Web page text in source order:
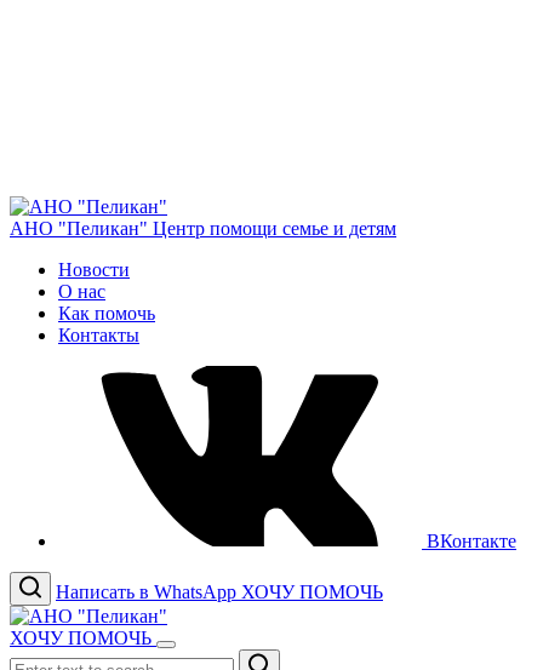
АНО "Пеликан" Центр помощи семье и детям
Новости
О нас
Как помочь
Контакты
ВКонтакте
Написать в WhatsApp ХОЧУ ПОМОЧЬ
ХОЧУ ПОМОЧЬ
Search